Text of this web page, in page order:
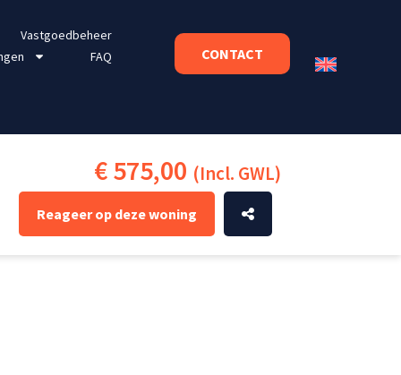
Vastgoedbeheer
FAQ CONTACT
€ 575,00 (Incl. GWL)
Reageer op deze woning